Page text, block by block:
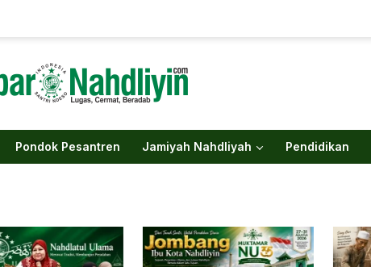
Pondok Pesantren Jamiyah Nahdliyah Pendidikan